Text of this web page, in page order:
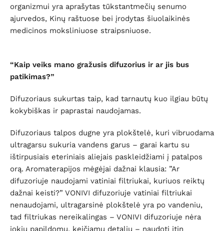
organizmui yra aprašytas tūkstantmečių senumo
ajurvedos, Kinų raštuose bei įrodytas šiuolaikinės
medicinos moksliniuose straipsniuose.
“Kaip veiks mano gražusis difuzorius ir ar jis bus
patikimas?”
Difuzoriaus sukurtas taip, kad tarnautų kuo ilgiau būtų
kokybiškas ir paprastai naudojamas.
Difuzoriaus talpos dugne yra plokštelė, kuri vibruodama
ultragarsu sukuria vandens garus – garai kartu su
ištirpusiais eteriniais aliejais paskleidžiami į patalpos
orą. Aromaterapijos mėgėjai dažnai klausia: ”Ar
difuzoriuje naudojami vatiniai filtriukai, kuriuos reiktų
dažnai keisti?” VONIVI difuzoriuje vatiniai filtriukai
nenaudojami, ultragarsinė plokštelė yra po vandeniu,
tad filtriukas nereikalingas – VONIVI difuzoriuje nėra
jokių papildomų, keičiamų detalių – naudoti itin